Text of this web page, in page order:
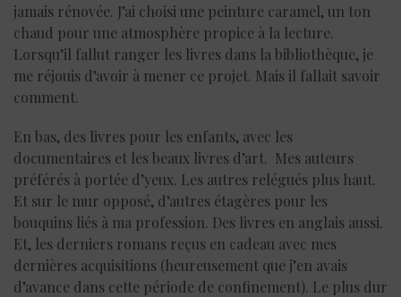
jamais rénovée. J’ai choisi une peinture caramel, un ton
chaud pour une atmosphère propice à la lecture.
Lorsqu’il fallut ranger les livres dans la bibliothèque, je
me réjouis d’avoir à mener ce projet. Mais il fallait savoir
comment.
En bas, des livres pour les enfants, avec les
documentaires et les beaux livres d’art. Mes auteurs
préférés à portée d’yeux. Les autres relégués plus haut.
Et sur le mur opposé, d’autres étagères pour les
bouquins liés à ma profession. Des livres en anglais aussi.
Et, les derniers romans reçus en cadeau avec mes
dernières acquisitions (heureusement que j’en avais
d’avance dans cette période de confinement). Le plus dur